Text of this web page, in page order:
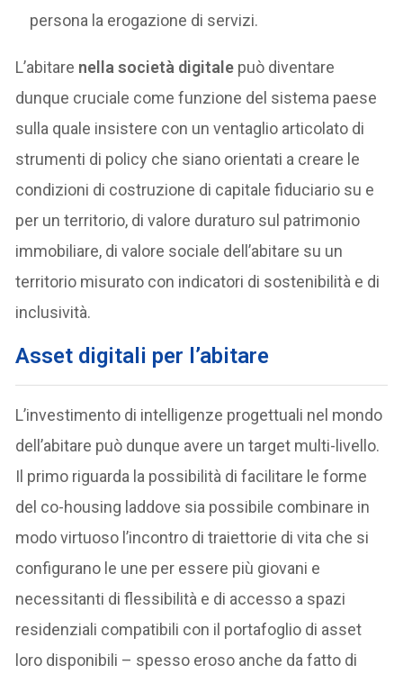
persona la erogazione di servizi.
L’abitare nella società digitale può diventare
dunque cruciale come funzione del sistema paese
sulla quale insistere con un ventaglio articolato di
strumenti di policy che siano orientati a creare le
condizioni di costruzione di capitale fiduciario su e
per un territorio, di valore duraturo sul patrimonio
immobiliare, di valore sociale dell’abitare su un
territorio misurato con indicatori di sostenibilità e di
inclusività.
Asset digitali per l’abitare
L’investimento di intelligenze progettuali nel mondo
dell’abitare può dunque avere un target multi-livello.
Il primo riguarda la possibilità di facilitare le forme
del co-housing laddove sia possibile combinare in
modo virtuoso l’incontro di traiettorie di vita che si
configurano le une per essere più giovani e
necessitanti di flessibilità e di accesso a spazi
residenziali compatibili con il portafoglio di asset
loro disponibili – spesso eroso anche da fatto di